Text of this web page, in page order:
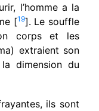
l’homme a la
[19]. Le souf­fle
corps et les
extraient son
dimension du
ils sont